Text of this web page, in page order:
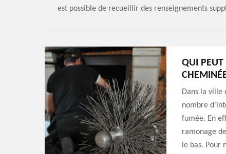
est possible de recueillir des renseignements
QUI PEUT
Dans la ville
nombre
fumée. En
ramonage
le bas. Pour